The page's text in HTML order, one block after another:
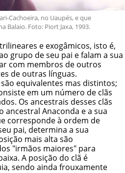
Cachoeira, no Uaupés, e que
Balaio. Foto: Piort Jaxa, 1993.
e exogâmicos, isto é,
grupo de seu pai e falam a sua
com membros de outros
de outras línguas.
equivalentes mas distintos;
em um número de clãs
Os ancestrais desses clãs
Anaconda e a sua
corresponde à ordem de
pai, determina a sua
mais alta são
"irmãos maiores" para
A posição do clã é
sendo ainda frouxamente